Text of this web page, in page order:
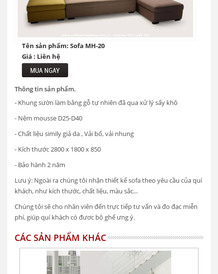
Tên sản phẩm: Sofa MH-20
Giá : Liên hệ
MUA NGAY
Thông tin sản phẩm.
- Khung sườn làm bằng gỗ tự nhiên đã qua xử lý sấy khô
- Nệm mousse D25-D40
- Chất liệu simily giả da , Vải bố, vải nhung
- Kích thước 2800 x 1800 x 850
- Bảo hành 2 năm
Lưu ý: Ngoài ra chúng tôi nhận thiết kế sofa theo yêu cầu của quí
khách, như kích thước, chất liệu, màu sắc...
Chúng tôi sẽ cho nhân viên đến trực tiếp tư vấn và đo đạc miễn
phí, giúp quí khách có đươc bộ ghế ưng ý.
CÁC SẢN PHẨM KHÁC